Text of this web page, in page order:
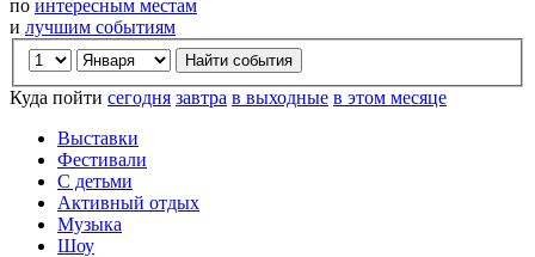
по интересным местам
и лучшим событиям
Куда пойти сегодня завтра в выходные в этом месяце
Выставки
Фестивали
С детьми
Активный отдых
Музыка
Шоу